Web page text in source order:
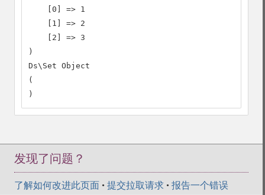
    [0] => 1
    [1] => 2
    [2] => 3
)
Ds\Set Object
(
)
发现了问题？
了解如何改进此页面 • 提交拉取请求 • 报告一个错误